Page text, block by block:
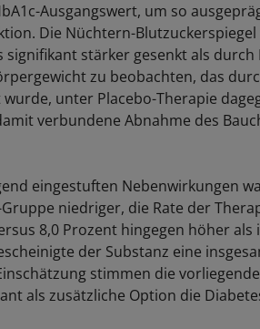
Ausgangswert, um so
Die Nüchtern-
stärker gesenkt als durch
zu beobachten, das
unter Placebo-Therapie
verbundene Abnahme des
eingestuften Nebenwirkungen
niedriger, die Rate der
8,0 Prozent hingegen höher als
der Substanz eine
stimmen die
als zusätzliche Option die